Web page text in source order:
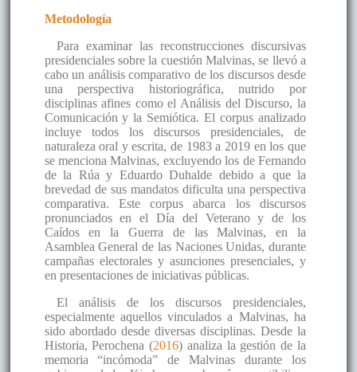
Metodología
Para examinar las reconstrucciones discursivas
presidenciales sobre la cuestión Malvinas, se llevó a
cabo un análisis comparativo de los discursos desde
una perspectiva historiográfica, nutrido por
disciplinas afines como el Análisis del Discurso, la
Comunicación y la Semiótica. El corpus analizado
incluye todos los discursos presidenciales, de
naturaleza oral y escrita, de 1983 a 2019 en los que
se menciona Malvinas, excluyendo los de Fernando
de la Rúa y Eduardo Duhalde debido a que la
brevedad de sus mandatos dificulta una perspectiva
comparativa. Este corpus abarca los discursos
pronunciados en el Día del Veterano y de los
Caídos en la Guerra de las Malvinas, en la
Asamblea General de las Naciones Unidas, durante
campañas electorales y asunciones presenciales, y
en presentaciones de iniciativas públicas.
El análisis de los discursos presidenciales,
especialmente aquellos vinculados a Malvinas, ha
sido abordado desde diversas disciplinas. Desde la
Historia, Perochena (2016) analiza la gestión de la
memoria “incómoda” de Malvinas durante los